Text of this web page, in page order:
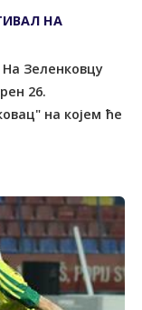
НА
Зеленковцу
26.
на којем ће